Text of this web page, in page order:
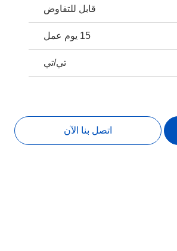
قابل للتفاوض
15 يوم عمل
تي/تي
اتصل بنا الآن